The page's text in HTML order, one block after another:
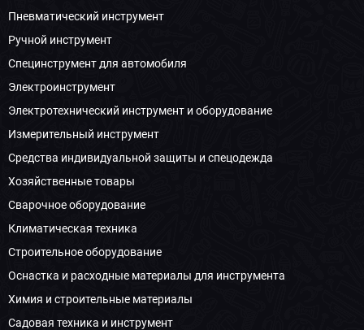
Пневматический инструмент
Ручной инструмент
Специнструмент для автомобиля
Электроинструмент
Электротехнический инструмент и оборудование
Измерительный инструмент
Средства индивидуальной защиты и спецодежда
Хозяйственные товары
Сварочное оборудование
Климатическая техника
Строительное оборудование
Оснастка и расходные материалы для инструмента
Химия и строительные материалы
Садовая техника и инструмент